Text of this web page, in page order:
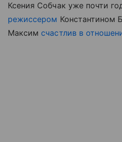
Ксения Собчак уже почти
режиссером Константином
Максим счастлив в